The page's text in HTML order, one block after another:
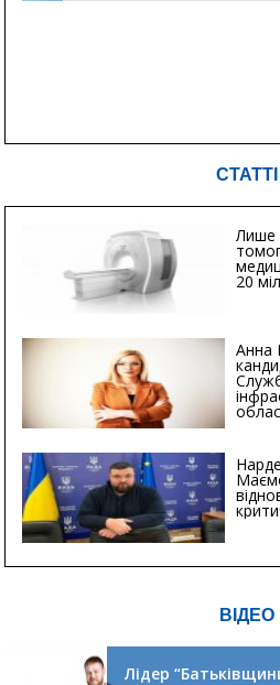
СТАТТІ
Лише
20
Анна
ВІДЕО
Лідер